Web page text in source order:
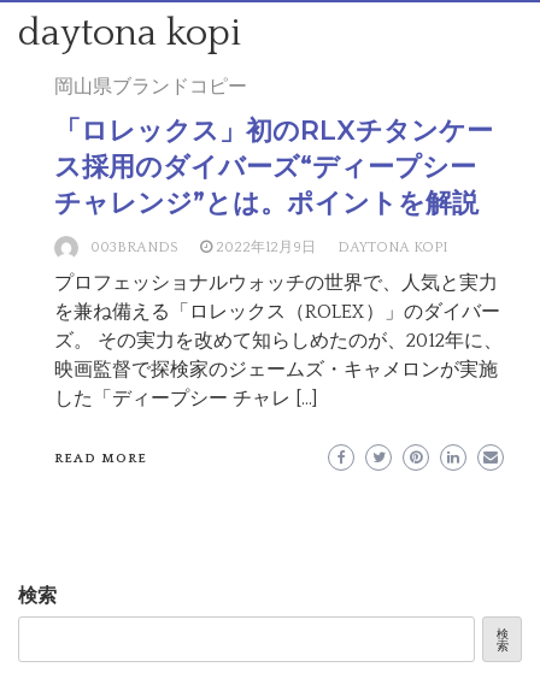
daytona kopi
岡山県ブランドコピー
「ロレックス」初のRLXチタンケー
ス採用のダイバーズ“ディープシー
チャレンジ”とは。ポイントを解説
003BRANDS 2022年12月9日 DAYTONA KOPI
プロフェッショナルウォッチの世界で、人気と実力
を兼ね備える「ロレックス（ROLEX）」のダイバー
ズ。 その実力を改めて知らしめたのが、2012年に、
映画監督で探検家のジェームズ・キャメロンが実施
した「ディープシー チャレ […]
READ MORE
検索
検
索